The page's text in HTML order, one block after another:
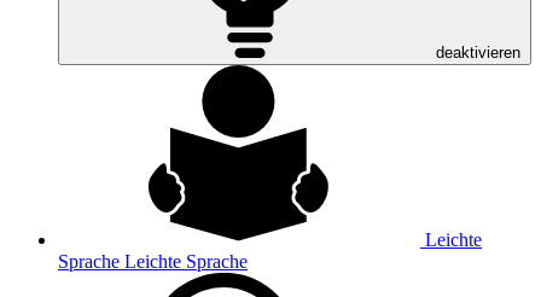
deaktivieren
Leichte
Sprache Leichte Sprache